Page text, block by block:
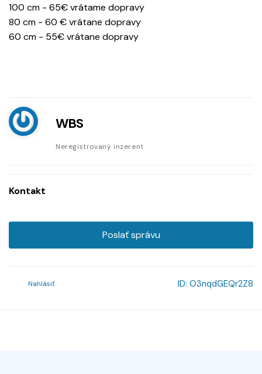
100 cm - 65€ vrátame dopravy
80 cm - 60 € vrátane dopravy
60 cm - 55€ vrátane dopravy
WBS
Neregistrovaný inzerent
Kontakt
Poslať správu
Nahlásiť ID: O3nqdGEQr2Z8